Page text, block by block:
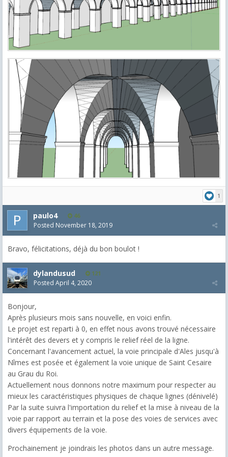
1
paulo4 46
Posted November 18, 2019
Bravo, félicitations, déjà du bon boulot !
dylandusud 121
Posted April 4, 2020
Bonjour,
Après plusieurs mois sans nouvelle, en voici enfin.
Le projet est reparti à 0, en effet nous avons trouvé nécessaire
l'intérêt des devers et y compris le relief réel de la ligne.
Concernant l'avancement actuel, la voie principale d'Ales jusqu'à
Nîmes est posée et également la voie unique de Saint Cesaire
au Grau du Roi.
Actuellement nous donnons notre maximum pour respecter au
mieux les caractéristiques physiques de chaque lignes (dénivelé)
Par la suite suivra l'importation du relief et la mise à niveau de la
voie par rapport au terrain et la pose des voies de services avec
divers équipements de la voie.
Prochainement je joindrais les photos dans un autre message.